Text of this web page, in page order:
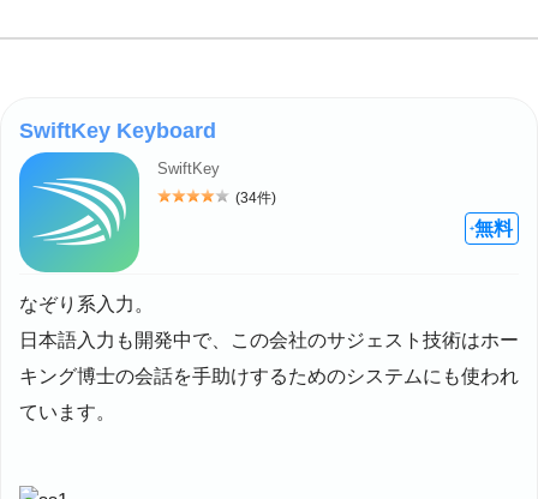
SwiftKey Keyboard
SwiftKey
評価: 4
(34件)
+無料
なぞり系入力。
日本語入力も開発中で、この会社のサジェスト技術はホー
キング博士の会話を手助けするためのシステムにも使われ
ています。